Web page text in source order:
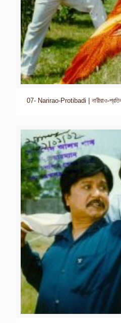
07- Narirao-Protibadi | নারীরাও-